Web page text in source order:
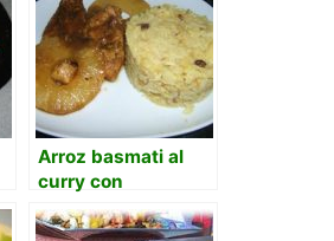
Arroz basmati al
curry con
manzanas.